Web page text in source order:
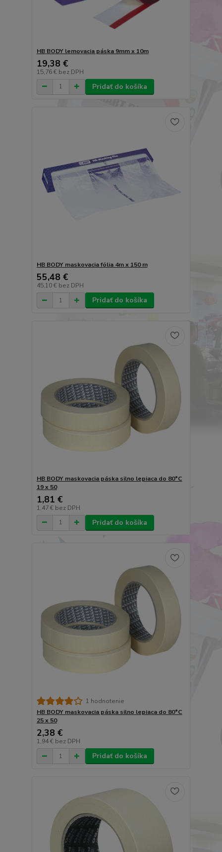
HB BODY lemovacia páska 9mm x 10m
19,38 €
15,76 € bez DPH
Pridať do košíka
HB BODY maskovacia fólia 4m x 150 m
55,48 €
45,10 € bez DPH
Pridať do košíka
HB BODY maskovacia páska silno lepiaca do 80°C
19 x 50
1,81 €
1,47 € bez DPH
Pridať do košíka
1 hodnotenie
HB BODY maskovacia páska silno lepiaca do 80°C
25 x 50
2,38 €
1,94 € bez DPH
Pridať do košíka